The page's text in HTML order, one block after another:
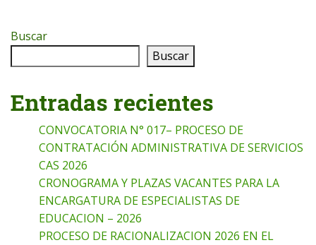
Buscar
Buscar
Entradas recientes
CONVOCATORIA N° 017– PROCESO DE
CONTRATACIÓN ADMINISTRATIVA DE SERVICIOS
CAS 2026
CRONOGRAMA Y PLAZAS VACANTES PARA LA
ENCARGATURA DE ESPECIALISTAS DE
EDUCACION – 2026
PROCESO DE RACIONALIZACION 2026 EN EL